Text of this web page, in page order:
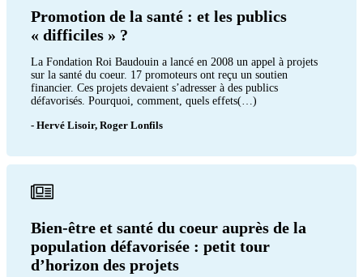
Promotion de la santé : et les publics
« difficiles » ?
La Fondation Roi Baudouin a lancé en 2008 un appel à projets
sur la santé du coeur. 17 promoteurs ont reçu un soutien
financier. Ces projets devaient s’adresser à des publics
défavorisés. Pourquoi, comment, quels effets(…)
- Hervé Lisoir, Roger Lonfils
Bien-être et santé du coeur auprès de la
population défavorisée : petit tour
d’horizon des projets